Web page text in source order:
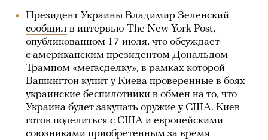
Президент Украины Владимир Зеленский
сообщил в интервью The New York Post,
опубликованном 17 июля, что обсуждает
с американским президентом Дональдом
Трампом «мегасделку», в рамках которой
Вашингтон купит у Киева проверенные в боях
украинские беспилотники в обмен на то, что
Украина будет закупать оружие у США. Киев
готов поделиться с США и европейскими
союзниками приобретенным за время